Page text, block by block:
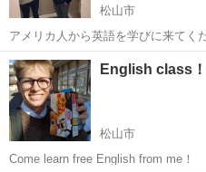
松山市
アメリカ人から英語を学びに来てく
愛媛 松山市
English class！
松山市
Come learn free English from me！